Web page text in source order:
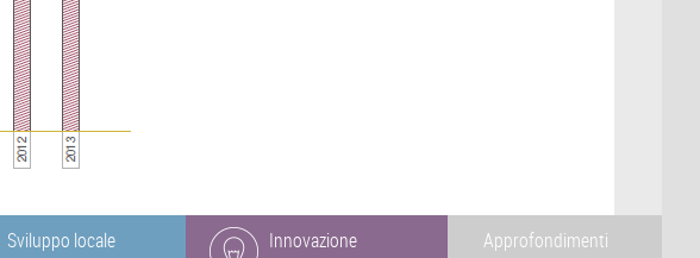
Sviluppo locale Innovazione Approfondimenti